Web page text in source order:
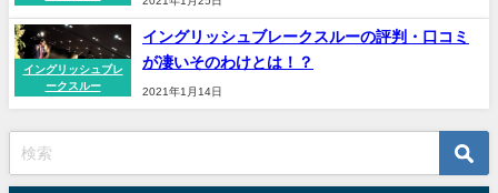
イングリッシュブレ
ークスルー
イングリッシュブレークスルーの評判・口コミ
が凄いそのわけとは！？
2021年1月14日